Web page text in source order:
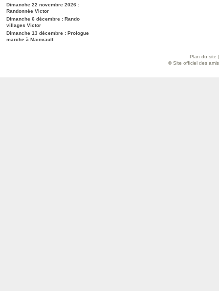
Dimanche 22 novembre 2026 :
Randonnée Victor
Dimanche 6 décembre : Rando
villages Victor
Dimanche 13 décembre : Prologue
marche à Mainvault
Plan du site
© Site officiel des